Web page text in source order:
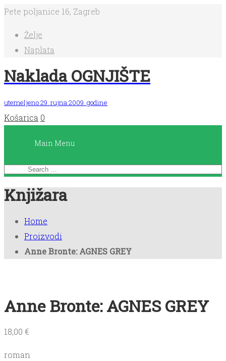
Pete poljanice 16, Zagreb
Želje
Naplata
Naklada OGNJIŠTE
utemeljeno 29. rujna 2009. godine
Košarica 0
Main Menu
Menu
Početna
Knjige
čitanja
Planeri
Bookica
Antikvarijat
Knjižara
Home
Proizvodi
Anne Bronte: AGNES GREY
Anne Bronte: AGNES GREY
18,00 €
roman